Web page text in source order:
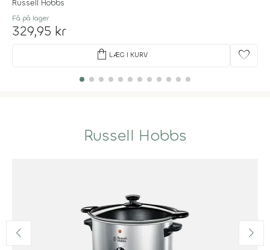
Russell Hobbs
Få på lager
329,95 kr
shopping_bag LÆG I KURV favorite
Russell Hobbs